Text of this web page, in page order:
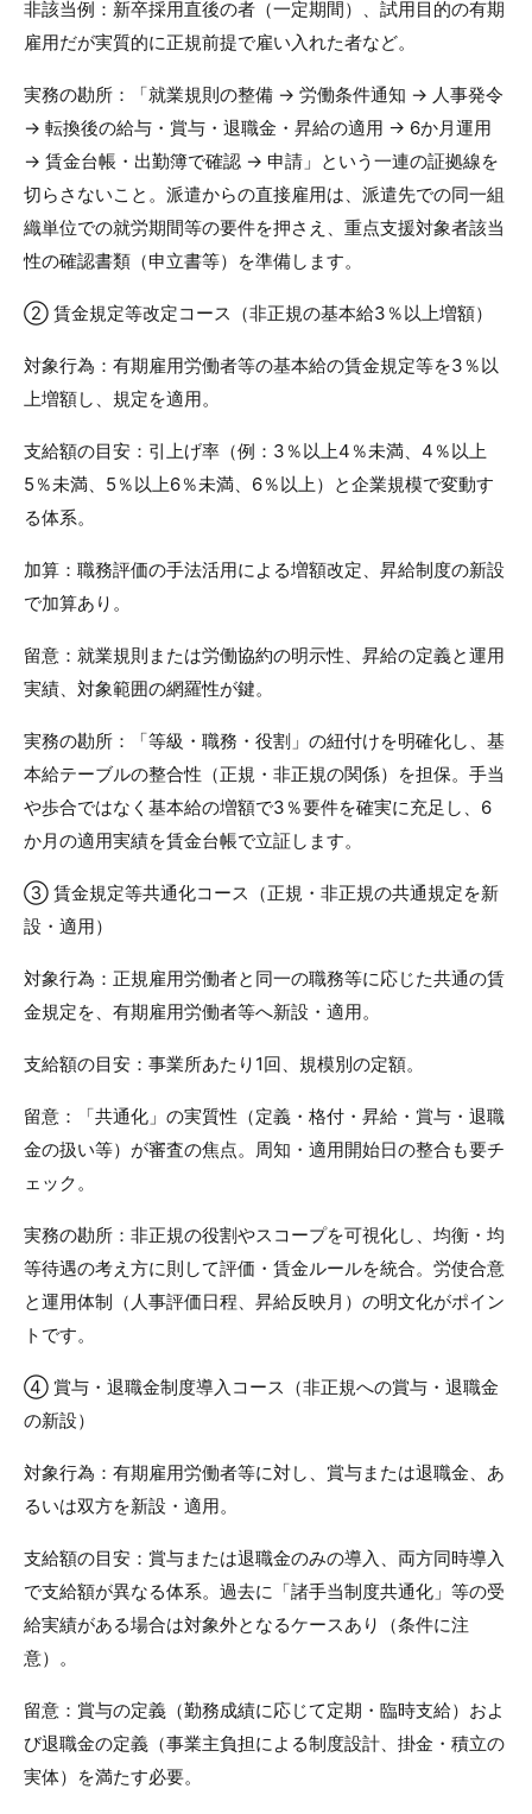
非該当例：新卒採用直後の者（一定期間）、試用目的の有期
雇用だが実質的に正規前提で雇い入れた者など。
実務の勘所：「就業規則の整備 → 労働条件通知 → 人事発令
→ 転換後の給与・賞与・退職金・昇給の適用 → 6か月運用
→ 賃金台帳・出勤簿で確認 → 申請」という一連の証拠線を
切らさないこと。派遣からの直接雇用は、派遣先での同一組
織単位での就労期間等の要件を押さえ、重点支援対象者該当
性の確認書類（申立書等）を準備します。
② 賃金規定等改定コース（非正規の基本給3％以上増額）
対象行為：有期雇用労働者等の基本給の賃金規定等を3％以
上増額し、規定を適用。
支給額の目安：引上げ率（例：3％以上4％未満、4％以上
5％未満、5％以上6％未満、6％以上）と企業規模で変動す
る体系。
加算：職務評価の手法活用による増額改定、昇給制度の新設
で加算あり。
留意：就業規則または労働協約の明示性、昇給の定義と運用
実績、対象範囲の網羅性が鍵。
実務の勘所：「等級・職務・役割」の紐付けを明確化し、基
本給テーブルの整合性（正規・非正規の関係）を担保。手当
や歩合ではなく基本給の増額で3％要件を確実に充足し、6
か月の適用実績を賃金台帳で立証します。
③ 賃金規定等共通化コース（正規・非正規の共通規定を新
設・適用）
対象行為：正規雇用労働者と同一の職務等に応じた共通の賃
金規定を、有期雇用労働者等へ新設・適用。
支給額の目安：事業所あたり1回、規模別の定額。
留意：「共通化」の実質性（定義・格付・昇給・賞与・退職
金の扱い等）が審査の焦点。周知・適用開始日の整合も要チ
ェック。
実務の勘所：非正規の役割やスコープを可視化し、均衡・均
等待遇の考え方に則して評価・賃金ルールを統合。労使合意
と運用体制（人事評価日程、昇給反映月）の明文化がポイン
トです。
④ 賞与・退職金制度導入コース（非正規への賞与・退職金
の新設）
対象行為：有期雇用労働者等に対し、賞与または退職金、あ
るいは双方を新設・適用。
支給額の目安：賞与または退職金のみの導入、両方同時導入
で支給額が異なる体系。過去に「諸手当制度共通化」等の受
給実績がある場合は対象外となるケースあり（条件に注
意）。
留意：賞与の定義（勤務成績に応じて定期・臨時支給）およ
び退職金の定義（事業主負担による制度設計、掛金・積立の
実体）を満たす必要。